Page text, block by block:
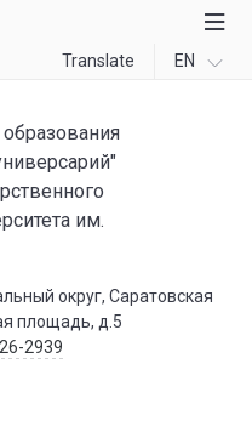
Translate EN
им.
округ, Саратовская
площадь, д.5
2939